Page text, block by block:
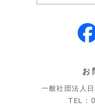
お
一般社団法人
TEL :